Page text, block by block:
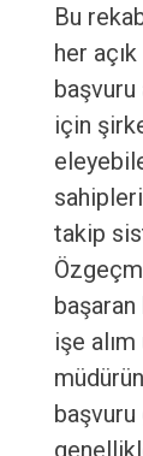
Bu
her
için
takip
işe alım
başvuru